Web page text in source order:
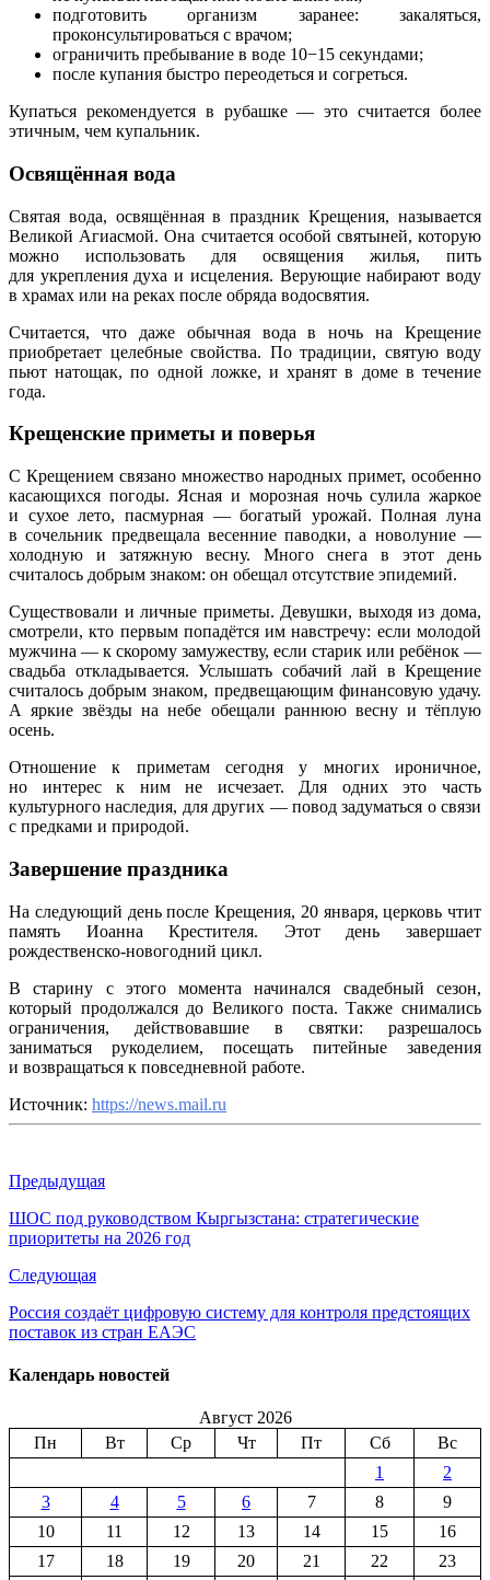
подготовить организм заранее: закаляться,
проконсультироваться с врачом;
ограничить пребывание в воде 10−15 секундами;
после купания быстро переодеться и согреться.
Купаться рекомендуется в рубашке — это считается более
этичным, чем купальник.
Освящённая вода
Святая вода, освящённая в праздник Крещения, называется
Великой Агиасмой. Она считается особой святыней, которую
можно использовать для освящения жилья, пить
для укрепления духа и исцеления. Верующие набирают воду
в храмах или на реках после обряда водосвятия.
Считается, что даже обычная вода в ночь на Крещение
приобретает целебные свойства. По традиции, святую воду
пьют натощак, по одной ложке, и хранят в доме в течение
года.
Крещенские приметы и поверья
С Крещением связано множество народных примет, особенно
касающихся погоды. Ясная и морозная ночь сулила жаркое
и сухое лето, пасмурная — богатый урожай. Полная луна
в сочельник предвещала весенние паводки, а новолуние —
холодную и затяжную весну. Много снега в этот день
считалось добрым знаком: он обещал отсутствие эпидемий.
Существовали и личные приметы. Девушки, выходя из дома,
смотрели, кто первым попадётся им навстречу: если молодой
мужчина — к скорому замужеству, если старик или ребёнок —
свадьба откладывается. Услышать собачий лай в Крещение
считалось добрым знаком, предвещающим финансовую удачу.
А яркие звёзды на небе обещали раннюю весну и тёплую
осень.
Отношение к приметам сегодня у многих ироничное,
но интерес к ним не исчезает. Для одних это часть
культурного наследия, для других — повод задуматься о связи
с предками и природой.
Завершение праздника
На следующий день после Крещения, 20 января, церковь чтит
память Иоанна Крестителя. Этот день завершает
рождественско-новогодний цикл.
В старину с этого момента начинался свадебный сезон,
который продолжался до Великого поста. Также снимались
ограничения, действовавшие в святки: разрешалось
заниматься рукоделием, посещать питейные заведения
и возвращаться к повседневной работе.
Источник: https://news.mail.ru
Предыдущая
ШОС под руководством Кыргызстана: стратегические
приоритеты на 2026 год
Следующая
Россия создаёт цифровую систему для контроля предстоящих
поставок из стран ЕАЭС
Календарь новостей
Август 2026
Пн
Вт Ср Чт Пт Сб
Вс
1
2
3
4 5 6 7 8
9
10
11 12 13 14 15
16
17
18 19 20 21 22
23